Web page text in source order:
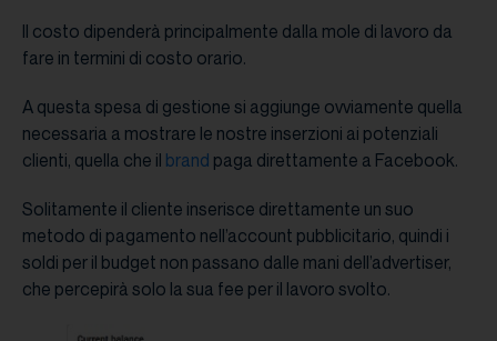
Il costo dipenderà principalmente dalla mole di lavoro da
fare in termini di costo orario.
A questa spesa di gestione si aggiunge ovviamente quella
necessaria a mostrare le nostre inserzioni ai potenziali
clienti, quella che il brand paga direttamente a Facebook.
Solitamente il cliente inserisce direttamente un suo
metodo di pagamento nell’account pubblicitario, quindi i
soldi per il budget non passano dalle mani dell’advertiser,
che percepirà solo la sua fee per il lavoro svolto.